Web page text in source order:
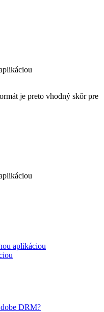
je preto vhodný skôr pre
aplikáciou
DRM?